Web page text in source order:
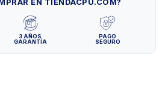
3 AÑOS
GARANTÍA
PAGO
SEGURO